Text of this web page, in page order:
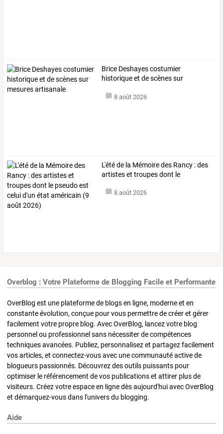
Brice Deshayes costumier
historique et de scènes sur
8 août 2026
L'étéde la Mémoiredes Rancy :des
artisteset troupesdont le
8 août 2026
Overblog : Votre Plateforme de Blogging Facile et Performante
OverBlog est une plateforme de blogs en ligne, moderne et en
constante évolution, conçue pour vous permettre de créer et gérer
facilement votre propre blog. Avec OverBlog, lancez votre blog
personnel ou professionnel sans nécessiter de compétences
techniques avancées. Publiez, personnalisez et partagez facilement
vos articles, et connectez-vous avec une communauté active de
blogueurs passionnés. Découvrez des outils puissants pour
optimiser le référencement de vos publications et attirer plus de
visiteurs. Créez votre espace en ligne dès aujourd'hui avec OverBlog
et démarquez-vous dans l'univers du blogging.
Aide